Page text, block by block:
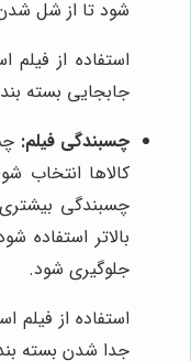
شود تا از شل
استفاده از
جابجایی بسته
چسبندگی فیلم:
کالاها انتخاب
چسبندگی بیشتری
بالاتر استفاده
جلوگیری شود.
استفاده از
جدا شدن بسته